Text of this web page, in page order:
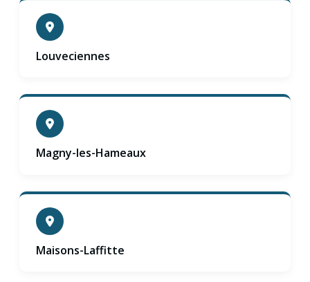
Louveciennes
Magny-les-Hameaux
Maisons-Laffitte